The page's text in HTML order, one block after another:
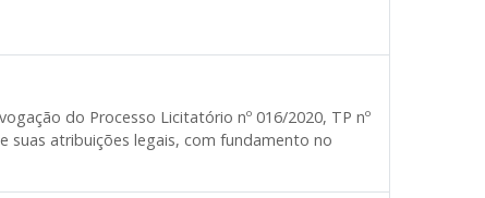
do Processo Licitatório nº 016/2020, TP nº
suas atribuições legais, com fundamento no